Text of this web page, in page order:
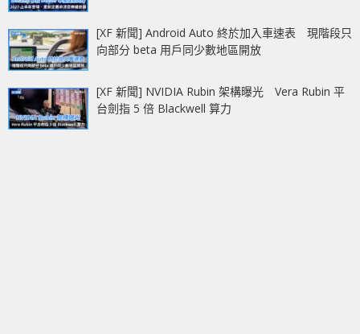
[XF 新聞] Android Auto 終於加入車速表 現階段只
向部分 beta 用戶同少數地區開放
[XF 新聞] NVIDIA Rubin 架構曝光 Vera Rubin 平
台劍指 5 倍 Blackwell 算力